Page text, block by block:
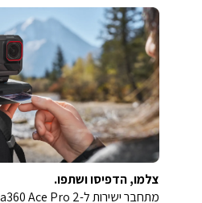
צלמו, הדפיסו ושתפו.